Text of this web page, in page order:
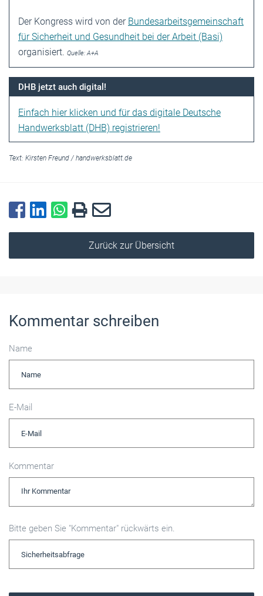
Der Kongress wird von der Bundesarbeitsgemeinschaft
für Sicherheit und Gesundheit bei der Arbeit (Basi)
organisiert. Quelle: A+A
DHB jetzt auch digital!
Einfach hier klicken und für das digitale Deutsche
Handwerksblatt (DHB) registrieren!
Text: Kirsten Freund / handwerksblatt.de
Zurück zur Übersicht
Kommentar schreiben
Name
E-Mail
Kommentar
Bitte geben Sie "Kommentar" rückwärts ein.